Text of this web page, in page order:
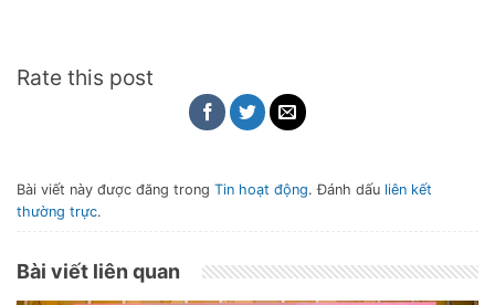
Rate this post
Bài viết này được đăng trong Tin hoạt động. Đánh dấu liên kết
thường trực.
Bài viết liên quan